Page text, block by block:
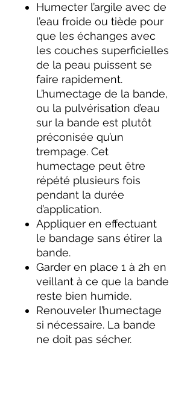
Humecter l’argile avec de
l’eau froide ou tiède pour
que les échanges avec
les couches superficielles
de la peau puissent se
faire rapidement.
L’humectage de la bande,
ou la pulvérisation d’eau
sur la bande est plutôt
préconisée qu’un
trempage. Cet
humectage peut être
répété plusieurs fois
pendant la durée
d’application.
Appliquer en effectuant
le bandage sans étirer la
bande.
Garder en place 1 à 2h en
veillant à ce que la bande
reste bien humide.
Renouveler l’humectage
si nécessaire. La bande
ne doit pas sécher.